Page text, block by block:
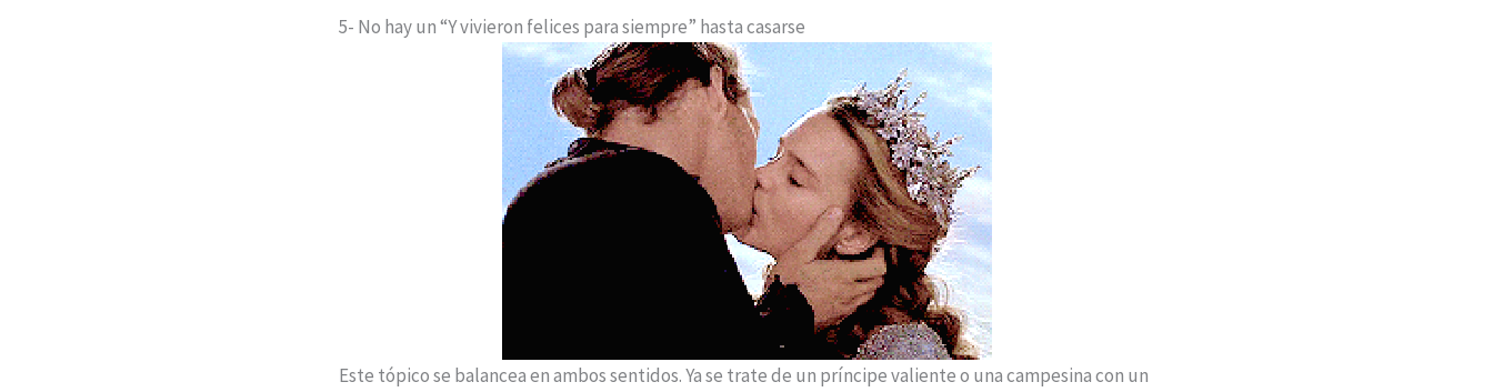
5- No hay un “Y vivieron felices para siempre” hasta casarse
Este tópico se balancea en ambos sentidos. Ya se trate de un príncipe valiente o una campesina con un